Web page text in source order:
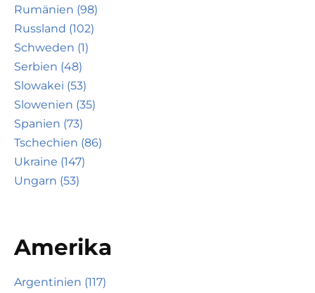
Rumänien (98)
Russland (102)
Schweden (1)
Serbien (48)
Slowakei (53)
Slowenien (35)
Spanien (73)
Tschechien (86)
Ukraine (147)
Ungarn (53)
Amerika
Argentinien (117)